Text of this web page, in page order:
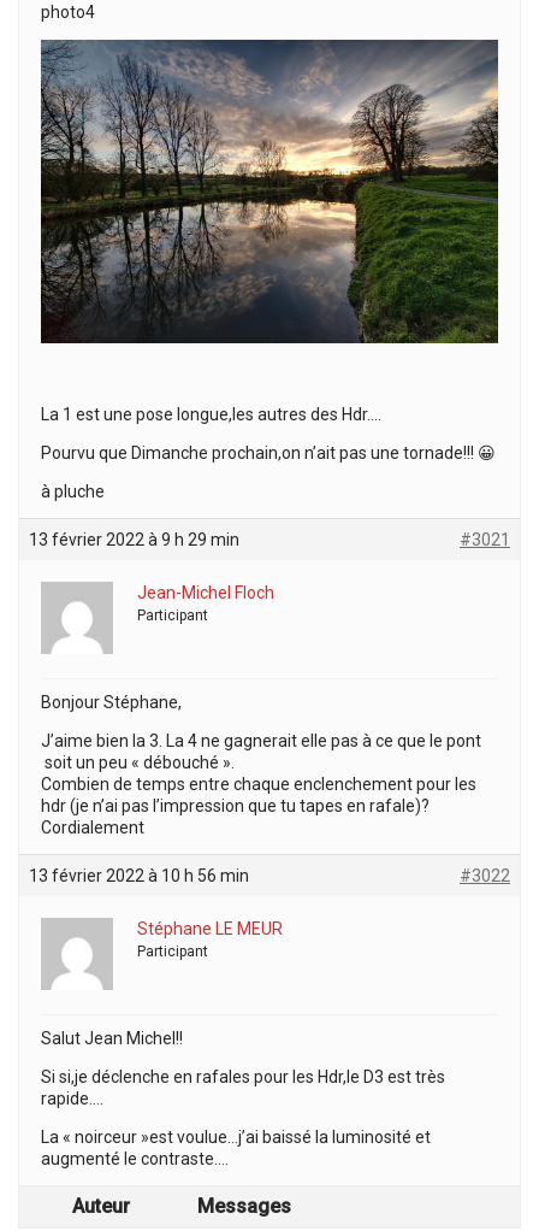
photo4
La 1 est une pose longue,les autres des Hdr….
Pourvu que Dimanche prochain,on n’ait pas une tornade!!! 😀
à pluche
13 février 2022 à 9 h 29 min #3021
Jean-Michel Floch
Participant
Bonjour Stéphane,
J’aime bien la 3. La 4 ne gagnerait elle pas à ce que le pont
soit un peu « débouché ».
Combien de temps entre chaque enclenchement pour les
hdr (je n’ai pas l’impression que tu tapes en rafale)?
Cordialement
13 février 2022 à 10 h 56 min #3022
Stéphane LE MEUR
Participant
Salut Jean Michel!!
Si si,je déclenche en rafales pour les Hdr,le D3 est très
rapide….
La « noirceur »est voulue…j’ai baissé la luminosité et
augmenté le contraste….
Auteur Messages